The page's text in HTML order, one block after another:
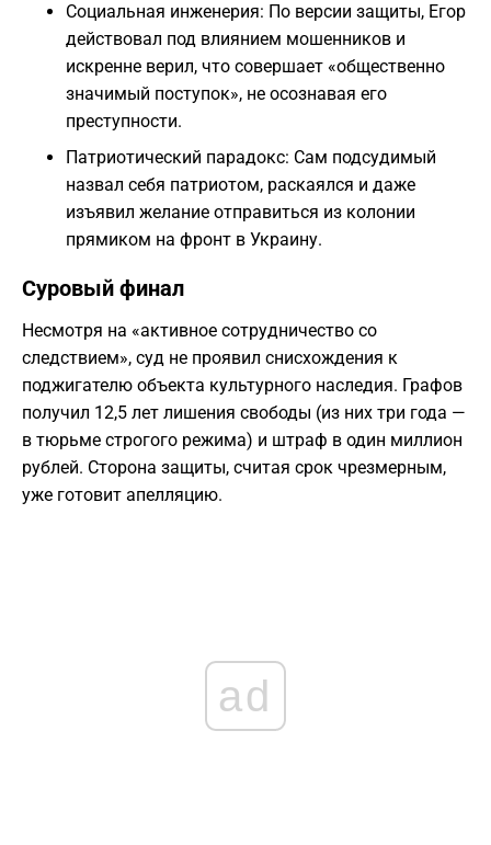
Социальная инженерия: По версии защиты, Егор
действовал под влиянием мошенников и
искренне верил, что совершает «общественно
значимый поступок», не осознавая его
преступности.
Патриотический парадокс: Сам подсудимый
назвал себя патриотом, раскаялся и даже
изъявил желание отправиться из колонии
прямиком на фронт в Украину.
Суровый финал
Несмотря на «активное сотрудничество со
следствием», суд не проявил снисхождения к
поджигателю объекта культурного наследия. Графов
получил 12,5 лет лишения свободы (из них три года —
в тюрьме строгого режима) и штраф в один миллион
рублей. Сторона защиты, считая срок чрезмерным,
уже готовит апелляцию.
ad